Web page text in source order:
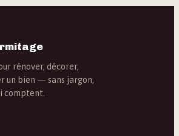
rénover, décorer,
un bien — sans jargon,
comptent.